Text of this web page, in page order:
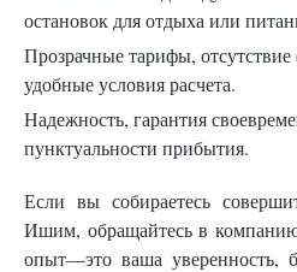
остановок для отдыха или
Прозрачные тарифы,
удобные условия расчета.
Надежность, гарантия
пунктуальности прибытия.
Если вы собираетесь
Ишим, обращайтесь в
опыт—это ваша уверенность,